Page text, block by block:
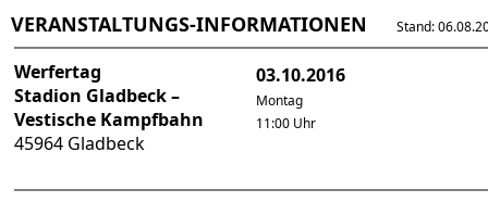
VERANSTALTUNGS-INFORMATIONEN Stand:
Werfertag
Stadion Gladbeck –
Vestische Kampfbahn
45964 Gladbeck
03.10.2016
Montag
11:00 Uhr